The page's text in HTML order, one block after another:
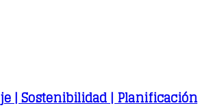
| Sostenibilidad | Planificación